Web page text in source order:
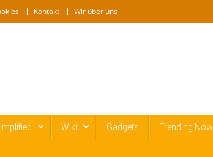
Kontakt Wir über uns
Wiki Gadgets Trending Now